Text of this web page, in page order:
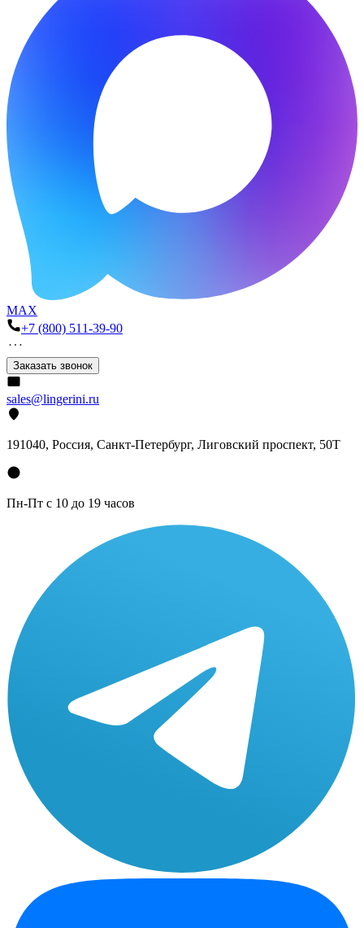
MAX
+7 (800) 511-39-90
Заказать звонок
sales@lingerini.ru
191040, Россия, Санкт-Петербург, Лиговский проспект, 50Т
Пн-Пт с 10 до 19 часов